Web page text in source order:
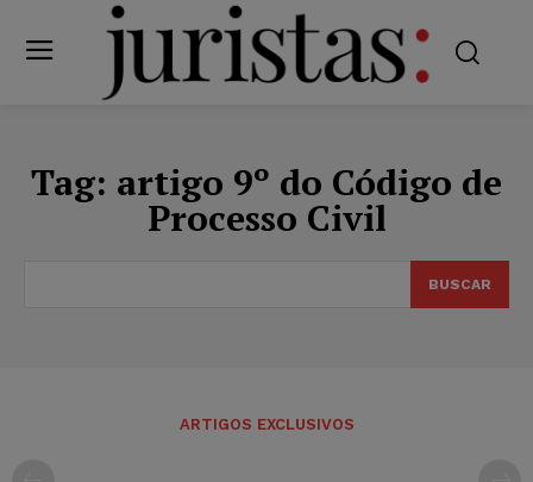
Tag: artigo 9º do Código de
Processo Civil
BUSCAR
ARTIGOS EXCLUSIVOS